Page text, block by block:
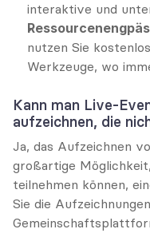
interaktive und
nutzen Sie
Werkzeuge, wo
Kann man Live-
aufzeichnen, die
Ja, das Aufzeichnen
großartige
teilnehmen können,
Sie die